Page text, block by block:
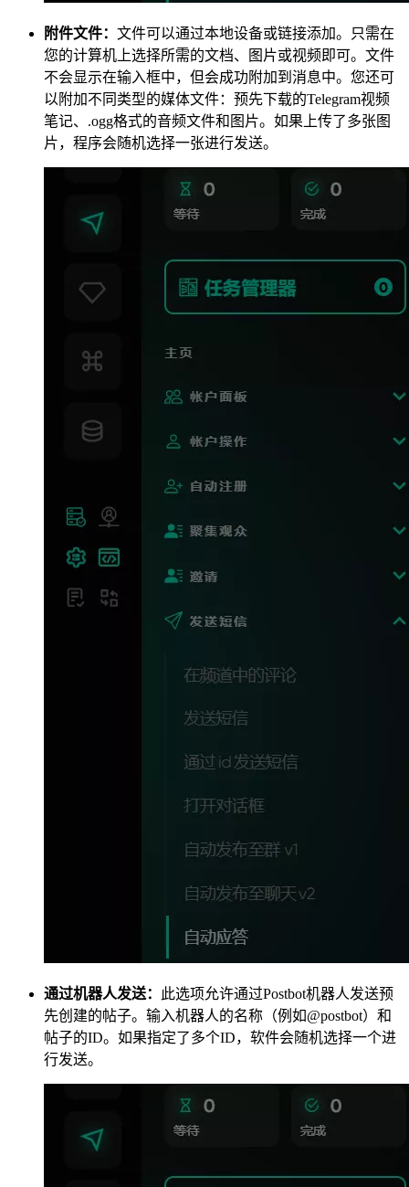
附件文件： 文件可以通过本地设备或链接添加。只需在
您的计算机上选择所需的文档、图片或视频即可。文件
不会显示在输入框中，但会成功附加到消息中。您还可
以附加不同类型的媒体文件：预先下载的Telegram视频
笔记、.ogg格式的音频文件和图片。如果上传了多张图
片，程序会随机选择一张进行发送。
通过机器人发送：
此选项允许通过Postbot机器人发送预
先创建的帖子。输入机器人的名称（例如@postbot）和
帖子的ID。如果指定了多个ID，软件会随机选择一个进
行发送。